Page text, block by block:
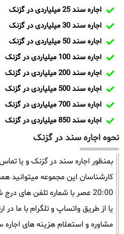
اجاره سند 25 میلیاردی در گزنک
اجاره سند 30 میلیاردی در گزنک
اجاره سند 50 میلیاردی در گزنک
اجاره سند 100 میلیاردی در گزنک
اجاره سند 200 میلیاردی در گزنک
اجاره سند 500 میلیاردی در گزنک
اجاره سند 700 میلیاردی در گزنک
اجاره سند 850 میلیاردی در گزنک
نحوه اجاره سند در گزنک
بمنظور اجاره سند در گزنک و یا
20:00 عصر با شماره تلفن های
یا از طریق واتساپ و تلگرام با ما در
مشاوره و استعلام هزینه های